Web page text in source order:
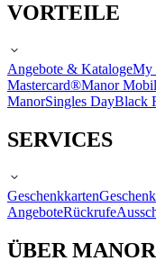
VORTEILE
Angebote & KatalogeMy
Mastercard®Manor
ManorSingles DayBlack
SERVICES
Geschenkkarten
AngeboteRückrufe
ÜBER MANOR